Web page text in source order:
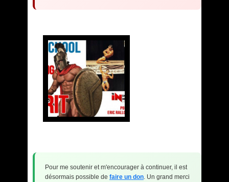
Pour me soutenir et m'encourager à continuer, il est
désormais possible de faire un don. Un grand merci